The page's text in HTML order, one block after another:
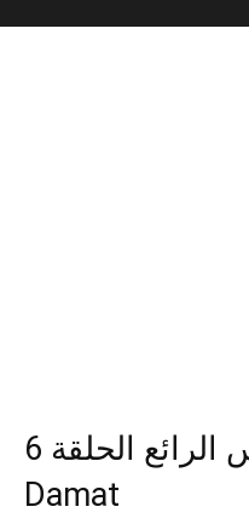
العريس الرائع الحلقة 6 | Şahane
Damat